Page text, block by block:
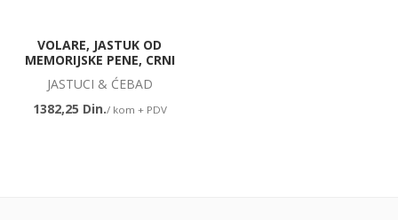
VOLARE, JASTUK OD
MEMORIJSKE PENE, CRNI
JASTUCI & ĆEBAD
1382,25 Din./ kom + PDV